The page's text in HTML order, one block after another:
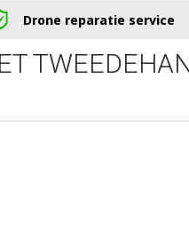
Drone reparatie service